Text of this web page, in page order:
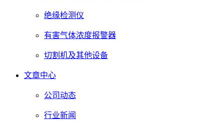
绝缘检测仪
有害气体浓度报警器
切割机及其他设备
文章中心
公司动态
行业新闻